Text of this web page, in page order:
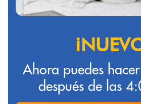
Ahora puedes
después de las